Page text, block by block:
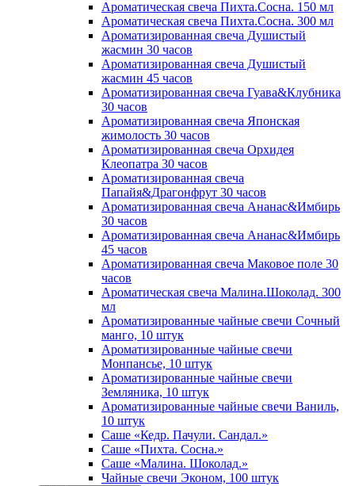
Ароматическая свеча Пихта.Сосна. 150 мл
Ароматическая свеча Пихта.Сосна. 300 мл
Ароматизированная свеча Душистый
жасмин 30 часов
Ароматизированная свеча Душистый
жасмин 45 часов
Ароматизированная свеча Гуава&Клубника
30 часов
Ароматизированная свеча Японская
жимолость 30 часов
Ароматизированная свеча Орхидея
Клеопатра 30 часов
Ароматизированная свеча
Папайя&Драгонфрут 30 часов
Ароматизированная свеча Ананас&Имбирь
30 часов
Ароматизированная свеча Ананас&Имбирь
45 часов
Ароматизированная свеча Маковое поле 30
часов
Ароматическая свеча Малина.Шоколад. 300
мл
Ароматизированные чайные свечи Сочный
манго, 10 штук
Ароматизированные чайные свечи
Монпансье, 10 штук
Ароматизированные чайные свечи
Земляника, 10 штук
Ароматизированные чайные свечи Ваниль,
10 штук
Саше «Кедр. Пачули. Сандал.»
Саше «Пихта. Сосна.»
Саше «Малина. Шоколад.»
Чайные свечи Эконом, 100 штук